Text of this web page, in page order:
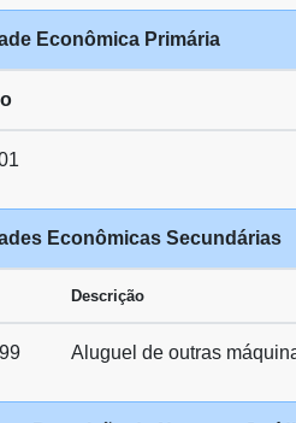
Econômica Primária
Econômicas Secundárias
Descrição
Aluguel de outras